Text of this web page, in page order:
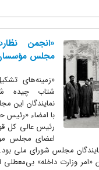
«انجمن
مجلس مؤسسان
«زمینه‌های
شتاب چیده شد.
با امضاء «رئیس
رئیس عالی کل
اعضای مجلس
مجلس شورای ملی بود.
وزارت داخله» بی‌معطلی